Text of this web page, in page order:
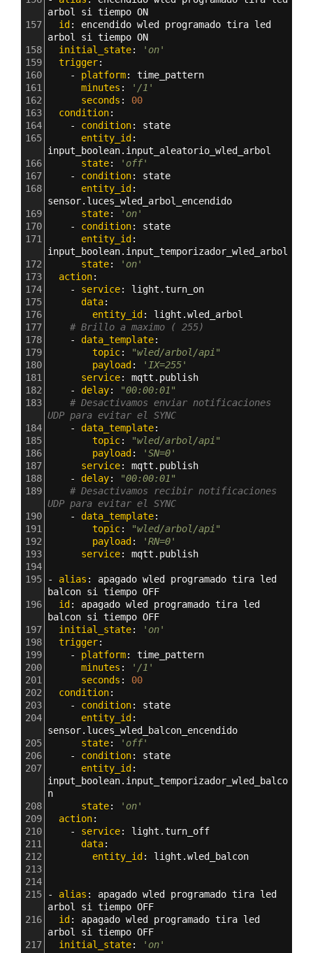
arbol si tiempo ON
157
  id
: encendido wled programado tira led
arbol si tiempo ON
158
  initial_state
:
'on'
159
  trigger
:
160
- platform: time_pattern
161
minutes :
'/1'
162
seconds : 00
163
  condition
:
164
- condition: state
165
entity_id
input_boolean.input_aleatorio_wled_arbol
166
state:
'off'
167
- condition: state
168
entity_id
sensor.luces_wled_arbol_encendido
169
state:
'on'
170
- condition: state
171
entity_id
input_boolean.input_temporizador_wled_arbol
172
state:
'on'
173
  action
:
174
- service: light.turn_on
175
data:
176
entity_id : light.wled_arbol
177
# Brillo a maximo ( 255)
178
- data_template:
179
topic:
"wled/arbol/api"
180
payload :
'IX=255'
181
service:
182
- delay:
"00:00:01"
183
# Desactivamos enviar notificaciones
UDP para evitar el SYNC
184
- data_template:
185
topic:
"wled/arbol/api"
186
payload :
'SN=0'
187
service: mqtt.publish
188
- delay:
"00:00:01"
189
# Desactivamos recibir notificaciones
UDP para evitar el SYNC
190
- data_template:
191
topic:
"wled/arbol/api"
192
payload :
'RN=0'
193
service: mqtt.publish
194
195
- alias : apagado wled programado tira led
balcon si tiempo OFF
196
  id
: apagado wled programado tira led
balcon si tiempo OFF
197
  initial_state
:
'on'
198
  trigger
:
199
- platform: time_pattern
200
minutes :
'/1'
201
seconds : 00
202
  condition
:
203
- condition: state
204
entity_id
sensor.luces_wled_balcon_encendido
205
state:
'off'
206
- condition: state
207
entity_id
input_boolean.input_temporizador_wled_balco
n
208
state:
'on'
209
  action
:
210
- service: light.turn_off
211
data:
212
entity_id : light.wled_balcon
213
214
215
- alias : apagado wled programado tira led
arbol si tiempo OFF
216
  id
: apagado wled programado tira led
arbol si tiempo OFF
217
  initial_state
:
'on'